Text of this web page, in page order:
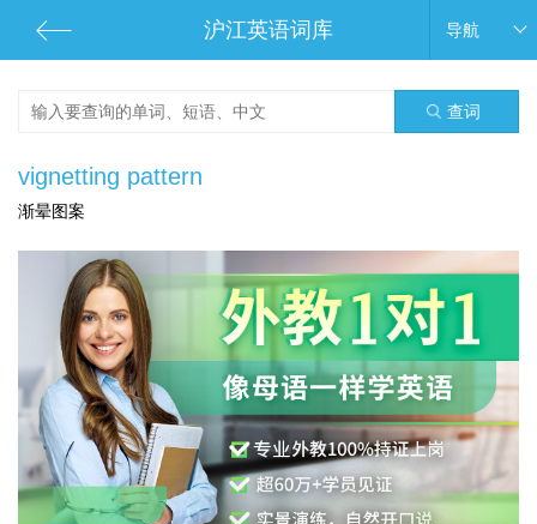
沪江英语词库 导航
查词
vignetting pattern
渐晕图案